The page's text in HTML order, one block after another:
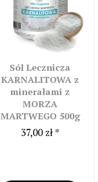
Sól Lecznicza
KARNALITOWA z
minerałami z
MORZA
MARTWEGO 500g
37,00 zł *